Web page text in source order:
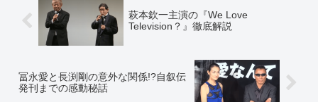
萩本欽一主演の『We Love
Television？』徹底解説
冨永愛と長渕剛の意外な関係!?自叙伝
発刊までの感動秘話